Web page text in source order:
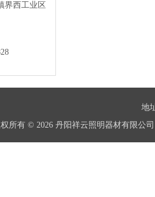
界西工业区
地
权所有 © 2026 丹阳祥云照明器材有限公